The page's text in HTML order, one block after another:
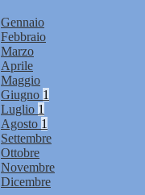
Gennaio
Febbraio
Marzo
Aprile
Maggio
Giugno 1
Luglio 1
Agosto 1
Settembre
Ottobre
Novembre
Dicembre